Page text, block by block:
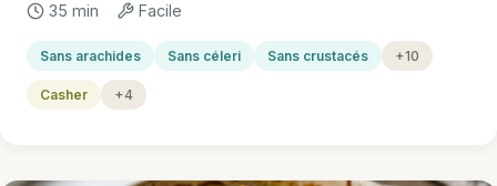
35 min Facile
Sans arachides Sans céleri Sans crustacés +10
Casher +4